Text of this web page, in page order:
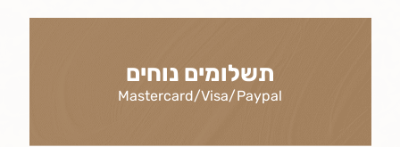
תשלומים נוחים
Mastercard/Visa/Paypal